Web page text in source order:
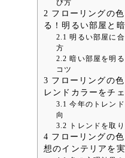
び方
2 フローリングの
る！明るい部屋と
2.1 明るい部屋に
方
2.2 暗い部屋を明
コツ
3 フローリングの
レンドカラーをチェ
3.1 今年のトレン
向
3.2 トレンドを取
4 フローリングの
想のインテリアを